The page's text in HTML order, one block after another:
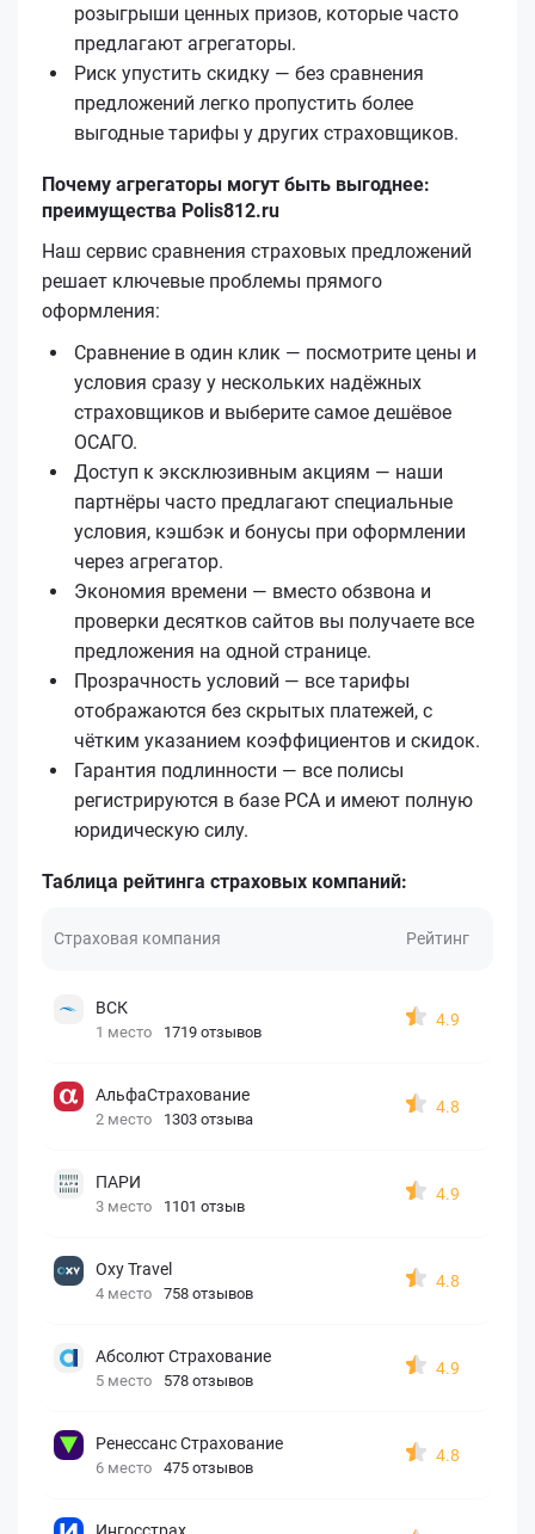
розыгрыши ценных призов, которые часто
предлагают агрегаторы.
Риск упустить скидку — без сравнения
предложений легко пропустить более
выгодные тарифы у других страховщиков.
Почему агрегаторы могут быть выгоднее:
преимущества Polis812.ru
Наш сервис сравнения страховых предложений
решает ключевые проблемы прямого
оформления:
Сравнение в один клик — посмотрите цены и
условия сразу у нескольких надёжных
страховщиков и выберите самое дешёвое
ОСАГО.
Доступ к эксклюзивным акциям — наши
партнёры часто предлагают специальные
условия, кэшбэк и бонусы при оформлении
через агрегатор.
Экономия времени — вместо обзвона и
проверки десятков сайтов вы получаете все
предложения на одной странице.
Прозрачность условий — все тарифы
отображаются без скрытых платежей, с
чётким указанием коэффициентов и скидок.
Гарантия подлинности — все полисы
регистрируются в базе РСА и имеют полную
юридическую силу.
Таблица рейтинга страховых компаний:
Страховая компания Рейтинг
ВСК
1 место 1719 отзывов
4.9
АльфаСтрахование
2 место 1303 отзыва
4.8
ПАРИ
3 место 1101 отзыв
4.9
Oxy Travel
4 место 758 отзывов
4.8
Абсолют Страхование
5 место 578 отзывов
4.9
Ренессанс Страхование
6 место 475 отзывов
4.8
Ингосстрах